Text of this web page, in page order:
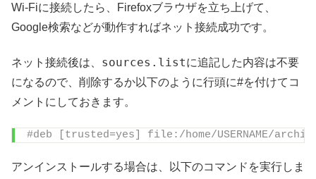
Wi-Fiに接続したら、Firefoxブラウザを立ち上げて、
Google検索などが動作すればネット接続成功です。
ネット接続後は、 sources.listに追記した内容は不要
になるので、削除するか以下のように行頭に#を付けてコ
メントにしておきます。
#deb [trusted=yes] file:/home/USERNAME/
アンインストールする場合は、以下のコマンドを実行しま